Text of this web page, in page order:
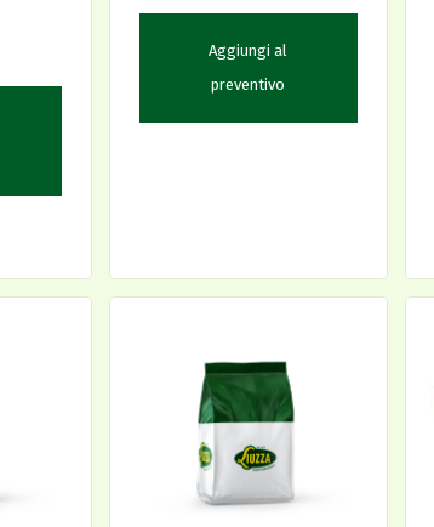
Aggiungi al
preventivo